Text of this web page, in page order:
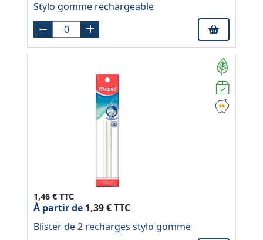
Stylo gomme rechargeable
1,46 € TTC
À partir de 1,39 € TTC
Blister de 2 recharges stylo gomme